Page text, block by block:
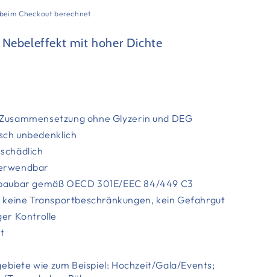
Checkout berechnet
Nebeleffekt mit hoher Dichte
ohne Glyzerin und DEG
unbedenklich
gemäß OECD 301E/EEC 84/449 C3
keine Transportbeschränkungen, kein Gefahrgut
Kontrolle
wie zum Beispiel: Hochzeit/Gala/Events;